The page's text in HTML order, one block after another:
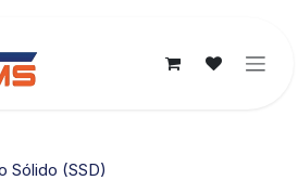
Sólido (SSD)